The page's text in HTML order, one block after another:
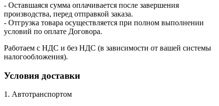
- Оставшаяся сумма оплачивается после завершения
производства, перед отправкой заказа.
- Отгрузка товара осуществляется при полном выполнении
условий по оплате Договора.
Работаем с НДС и без НДС (в зависимости от вашей системы
налогообложения).
Условия доставки
1. Автотранспортом